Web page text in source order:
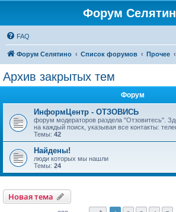
Форум
FAQ
Форум Селятино Список форумов Прочее
Архив закрытых тем
Форум
ИнформЦентр - ОТЗОВИСЬ
форум модераторов раздела "Отзовитесь".
на каждый поиск, указывая все контакты:
Темы: 42
Найдены!
люди которых мы нашли
Темы: 24
Новая тема